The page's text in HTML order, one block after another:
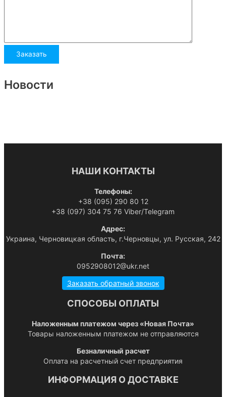
Новости
НАШИ КОНТАКТЫ
Телефоны:
+38 (095) 290 80 12
+38 (097) 304 75 76 Viber/Telegram
Адрес:
Украина, Черновицкая область, г.Черновцы, ул. Русская, 242
Почта:
0952908012@ukr.net
Заказать обратный звонок
СПОСОБЫ ОПЛАТЫ
Наложенным платежом через «Новая Почта»
Товары наложенным платежом не отправляются
Безналичный расчет
Оплата на расчетный счет предприятия
ИНФОРМАЦИЯ О ДОСТАВКЕ